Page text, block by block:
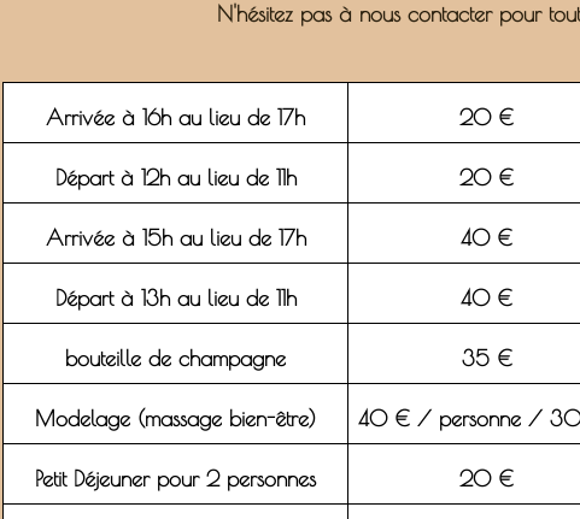
N'hésitez pas à nous contacter pour
Arrivée à 16h au lieu de 17h 20 €
Départ à 12h au lieu de 11h 20 €
Arrivée à 15h au lieu de 17h 40 €
Départ à 13h au lieu de 11h 40 €
bouteille de champagne 35 €
Modelage (massage bien-être) 40 € / personne / 30
Petit Déjeuner pour 2 personnes 20 €